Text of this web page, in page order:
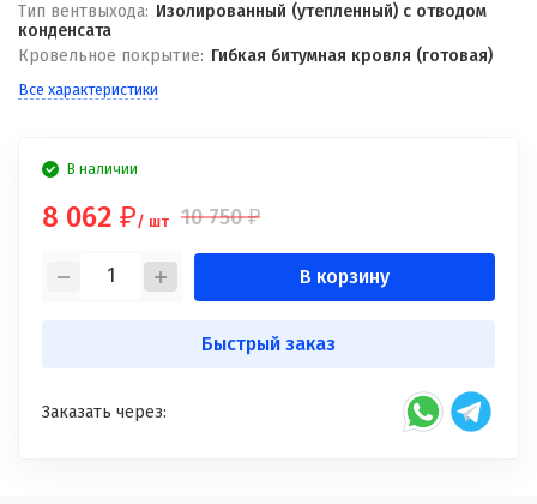
Тип вентвыхода: Изолированный (утепленный) с отводом
конденсата
Кровельное покрытие: Гибкая битумная кровля (готовая)
Все характеристики
В наличии
8 062 ₽/ шт 10 750₽
В корзину
Быстрый заказ
Заказать через: